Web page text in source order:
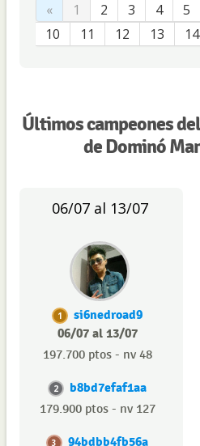
« 1 2 3 4 5
10
11 12 13 14
Últimos campeones
de Dominó
06/07 al 13/07
1
si6nedroad9
06/07 al 13/07
197.700 ptos - nv 48
2 b8bd7efaf1aa
179.900 ptos - nv 127
3 94bdbb4fb56a